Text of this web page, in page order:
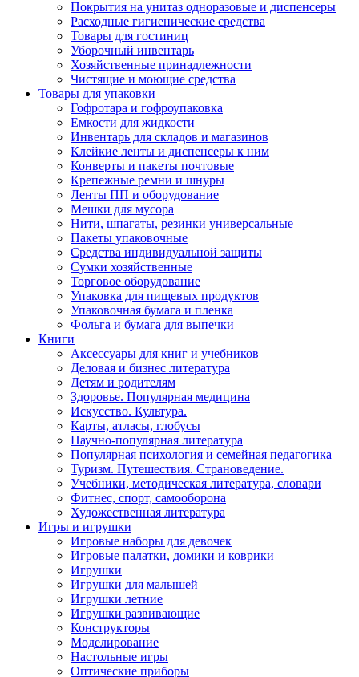
Покрытия на унитаз одноразовые и диспенсеры
Расходные гигиенические средства
Товары для гостиниц
Уборочный инвентарь
Хозяйственные принадлежности
Чистящие и моющие средства
Товары для упаковки
Гофротара и гофроупаковка
Емкости для жидкости
Инвентарь для складов и магазинов
Клейкие ленты и диспенсеры к ним
Конверты и пакеты почтовые
Крепежные ремни и шнуры
Ленты ПП и оборудование
Мешки для мусора
Нити, шпагаты, резинки универсальные
Пакеты упаковочные
Средства индивидуальной защиты
Сумки хозяйственные
Торговое оборудование
Упаковка для пищевых продуктов
Упаковочная бумага и пленка
Фольга и бумага для выпечки
Книги
Аксессуары для книг и учебников
Деловая и бизнес литература
Детям и родителям
Здоровье. Популярная медицина
Искусство. Культура.
Карты, атласы, глобусы
Научно-популярная литература
Популярная психология и семейная педагогика
Туризм. Путешествия. Страноведение.
Учебники, методическая литература, словари
Фитнес, спорт, самооборона
Художественная литература
Игры и игрушки
Игровые наборы для девочек
Игровые палатки, домики и коврики
Игрушки
Игрушки для малышей
Игрушки летние
Игрушки развивающие
Конструкторы
Моделирование
Настольные игры
Оптические приборы